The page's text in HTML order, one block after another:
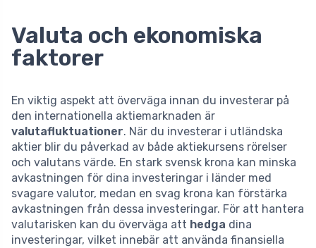
Valuta och ekonomiska
faktorer
En viktig aspekt att överväga innan du investerar på
den internationella aktiemarknaden är
valutafluktuationer. När du investerar i utländska
aktier blir du påverkad av både aktiekursens rörelser
och valutans värde. En stark svensk krona kan minska
avkastningen för dina investeringar i länder med
svagare valutor, medan en svag krona kan förstärka
avkastningen från dessa investeringar. För att hantera
valutarisken kan du överväga att hedga dina
investeringar, vilket innebär att använda finansiella